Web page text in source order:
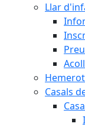
Llar
Casals